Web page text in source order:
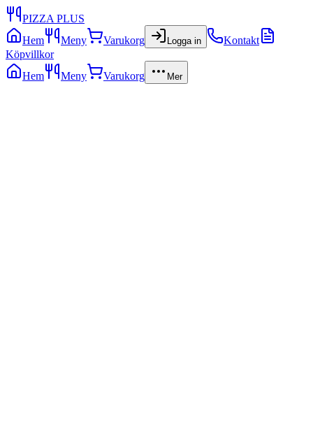
PIZZA PLUS
Hem
Meny Varukorg Logga in
Kontakt
Köpvillkor
Hem
Meny Varukorg Mer